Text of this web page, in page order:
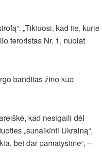
„Tikiuosi, kad tie, kurie
teroristas Nr. 1, nuolat
banditas žino kuo
kad nesigaili dėl
„sunaikinti Ukrainą“,
bet dar pamatysime“, –